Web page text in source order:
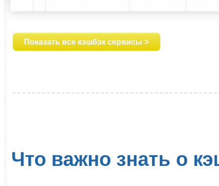
Показать все кэшбэк сервисы >
Что важно знать о